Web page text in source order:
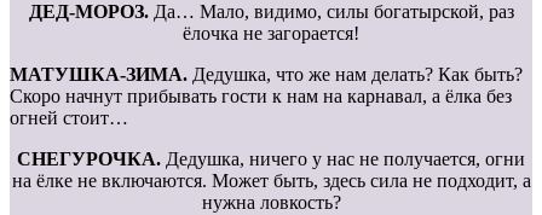
ДЕД-МОРОЗ.Да… Мало, видимо, силы богатырской, раз
ёлочка не загорается!
МАТУШКА-ЗИМА. Дедушка, что же нам делать? Как быть?
Скоро начнут прибывать гости к нам на карнавал, а ёлка без
огней стоит…
СНЕГУРОЧКА. Дедушка, ничего у нас не получается, огни
на ёлке не включаются. Может быть, здесь сила не подходит, а
нужна ловкость?